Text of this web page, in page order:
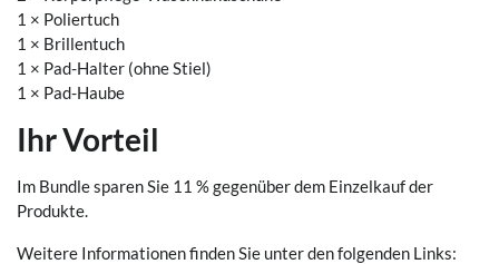
1 × Poliertuch
1 × Brillentuch
1 × Pad-Halter (ohne Stiel)
1 × Pad-Haube
Ihr Vorteil
Im Bundle sparen Sie 11 % gegenüber dem Einzelkauf der
Produkte.
Weitere Informationen finden Sie unter den folgenden Links: